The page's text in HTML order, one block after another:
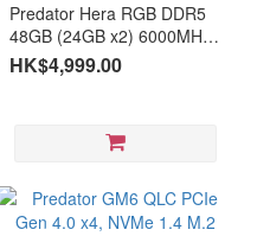
Predator Hera RGB DDR5
48GB (24GB x2) 6000MHz
CL28 (RM-AE5D48B)
HK$4,999.00